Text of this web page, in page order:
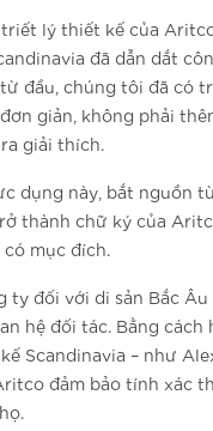
lý thiết kế của
đã dẫn dắt
đầu, chúng tôi đã có
giản, không phải
giải thích.
dụng này, bắt nguồn
thành chữ ký của
mục đích.
ty đối với di sản Bắc
hệ đối tác. Bằng cách
Scandinavia – như
đảm bảo tính xác